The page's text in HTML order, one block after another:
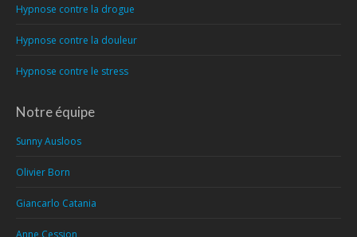
Hypnose contre la drogue
Hypnose contre la douleur
Hypnose contre le stress
Notre équipe
Sunny Ausloos
Olivier Born
Giancarlo Catania